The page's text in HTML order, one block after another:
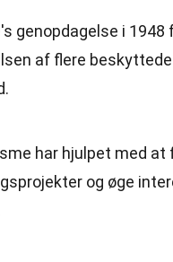
genopdagelse i 1948
af flere
har hjulpet med at
og øge